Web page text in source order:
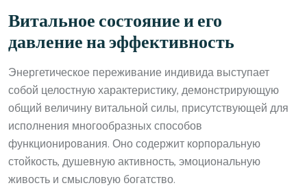
Витальное состояние и его
давление на эффективность
Энергетическое переживание индивида выступает
собой целостную характеристику, демонстрирующую
общий величину витальной силы, присутствующей для
исполнения многообразных способов
функционирования. Оно содержит корпоральную
стойкость, душевную активность, эмоциональную
живость и смысловую богатство.